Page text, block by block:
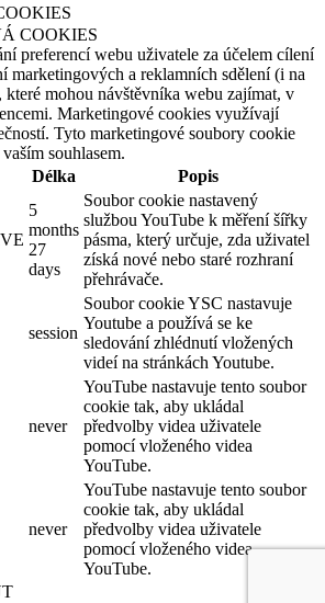
COOKIES
preferencí webu uživatele za účelem cílení
marketingových a reklamních sdělení (i na
které mohou návštěvníka webu zajímat, v
Marketingové cookies využívají
Tyto marketingové soubory cookie
souhlasem.
Délka Popis
5
months
27
days
Soubor cookie nastavený
službou YouTube k měření šířky
pásma, který určuje, zda uživatel
získá nové nebo staré rozhraní
přehrávače.
session
Soubor cookie YSC nastavuje
Youtube a používá se ke
sledování zhlédnutí vložených
videí na stránkách Youtube.
never
YouTube nastavuje tento soubor
cookie tak, aby ukládal
předvolby videa uživatele
pomocí vloženého videa
YouTube.
never
YouTube nastavuje tento soubor
cookie tak, aby ukládal
předvolby videa uživatele
pomocí vloženého videa
YouTube.